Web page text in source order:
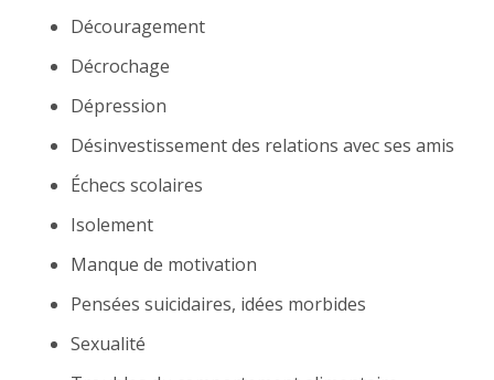
Découragement
Décrochage
Dépression
Désinvestissement des relations avec ses amis
Échecs scolaires
Isolement
Manque de motivation
Pensées suicidaires, idées morbides
Sexualité